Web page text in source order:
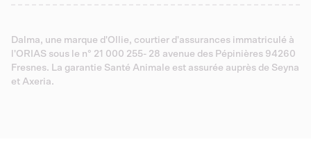
Dalma, une marque d'Ollie, courtier d'assurances immatriculé à
l'ORIAS sous le n° 21 000 255- 28 avenue des Pépinières 94260
Fresnes. La garantie Santé Animale est assurée auprès de Seyna
et Axeria.